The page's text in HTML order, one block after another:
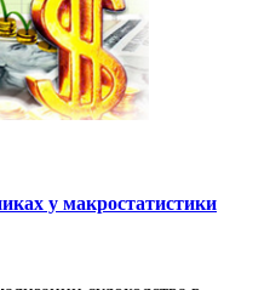
у макростатистики